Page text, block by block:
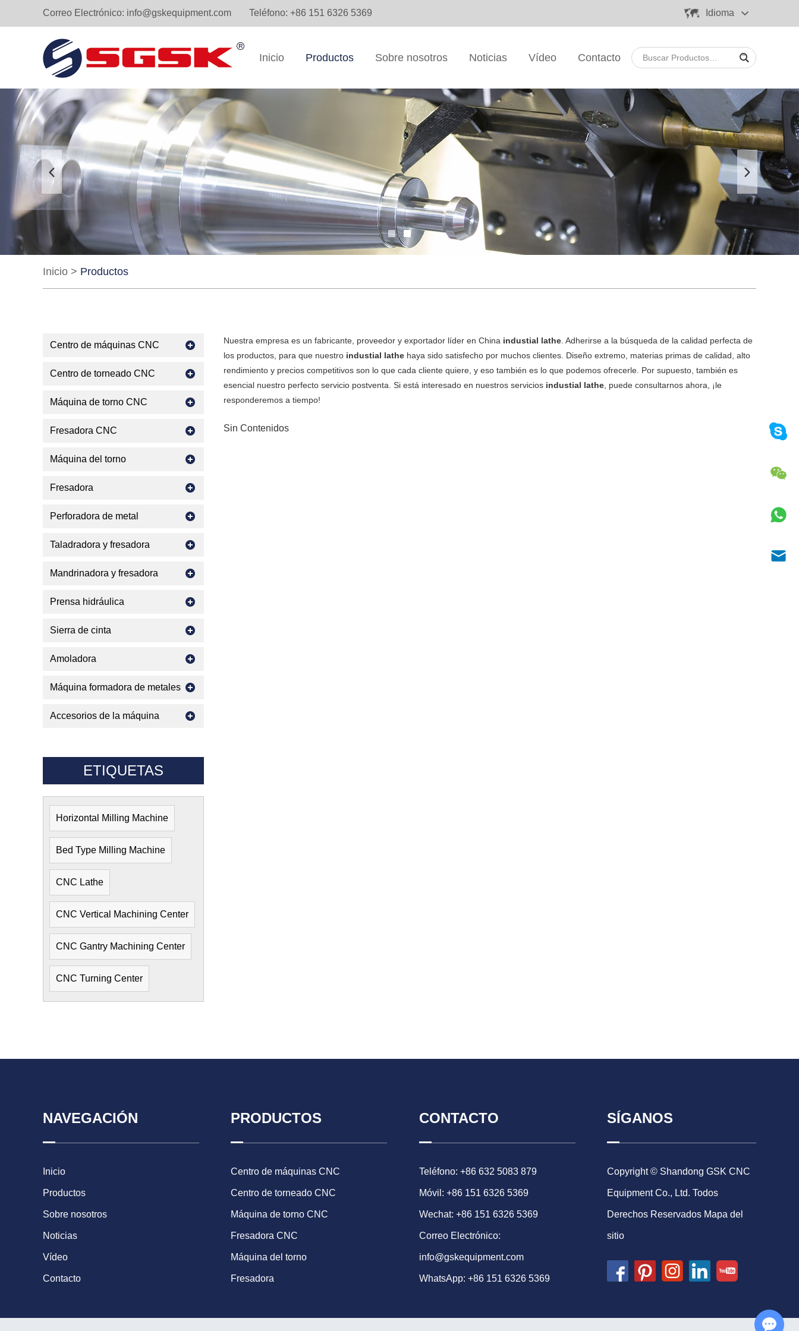
Correo Electrónico: info@gskequipment.com Teléfono: +86 151 6326 5369 Idioma
Inicio Productos Sobre nosotros Noticias Vídeo Contacto
Inicio > Productos
Nuestra empresa es un fabricante, proveedor y exportador líder en China industial lathe . Adherirse a la búsqueda de la calidad perfecta de
los productos, para que nuestro industial lathe haya sido satisfecho por muchos clientes. Diseño extremo, materias primas de calidad, alto
rendimiento y precios competitivos son lo que cada cliente quiere, y eso también es lo que podemos ofrecerle. Por supuesto, también es
esencial nuestro perfecto servicio postventa. Si está interesado en nuestros servicios industial lathe , puede consultarnos ahora, ¡le
responderemos a tiempo!
Sin Contenidos
Centro de máquinas CNC
Centro de torneado CNC
Máquina de torno CNC
Fresadora CNC
Máquina del torno
Fresadora
Perforadora de metal
Taladradora y fresadora
Mandrinadora y fresadora
Prensa hidráulica
Sierra de cinta
Amoladora
Máquina formadora de metales
Accesorios de la máquina
ETIQUETAS
Horizontal Milling Machine
Bed Type Milling Machine
CNC Lathe
CNC Vertical Machining Center
CNC Gantry Machining Center
CNC Turning Center
NAVEGACIÓN
Inicio
Productos
Sobre nosotros
Noticias
Vídeo
Contacto
PRODUCTOS
Centro de máquinas CNC
Centro de torneado CNC
Máquina de torno CNC
Fresadora CNC
Máquina del torno
Fresadora
CONTACTO
Teléfono: +86 632 5083 879
Móvil: +86 151 6326 5369
Wechat: +86 151 6326 5369
Correo Electrónico:
info@gskequipment.com
WhatsApp: +86 151 6326 5369
SÍGANOS
Copyright © Shandong GSK CNC
Equipment Co., Ltd. Todos
Derechos Reservados Mapa del
sitio
Chat with Us